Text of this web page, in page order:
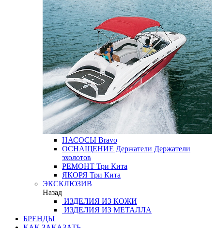
НАСОСЫ Bravo
ОСНАЩЕНИЕ Держатели Держатели
эхолотов
РЕМОНТ Три Кита
ЯКОРЯ Три Кита
ЭКСКЛЮЗИВ
Назад
ИЗДЕЛИЯ ИЗ КОЖИ
ИЗДЕЛИЯ ИЗ МЕТАЛЛА
БРЕНДЫ